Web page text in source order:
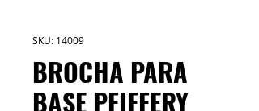
SKU: 14009
BROCHA PARA
BASE PFIFFERY